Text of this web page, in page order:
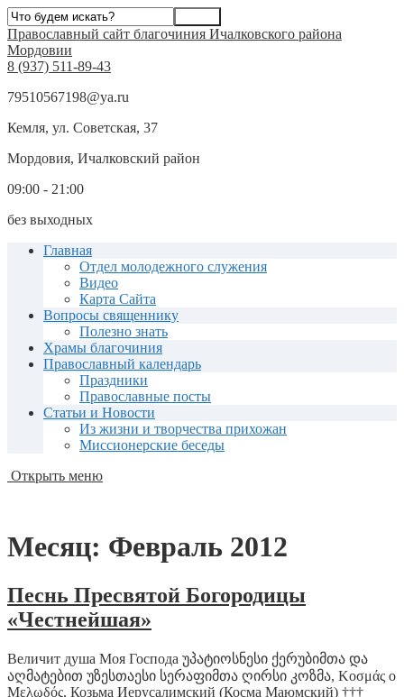
Православный сайт благочиния Ичалковского района
Мордовии
8 (937) 511-89-43
79510567198@ya.ru
Кемля, ул. Советская, 37
Мордовия, Ичалковский район
09:00 - 21:00
без выходных
Главная
Отдел молодежного служения
Видео
Карта Сайта
Вопросы священнику
Полезно знать
Храмы благочиния
Православный календарь
Праздники
Православные посты
Статьи и Новости
Из жизни и творчества прихожан
Миссионерские беседы
Открыть меню
Месяц: Февраль 2012
Песнь Пресвятой Богородицы
«Честнейшая»
Величит душа Моя Господа უპატიოსნესი ქერუბიმთა და
აღმატებით უზესთაესი სერაფიმთა ღირსი კოზმა, Κοσμάς ο
Μελωδός, Козьма Иерусалимский (Косма Маюмский) †††